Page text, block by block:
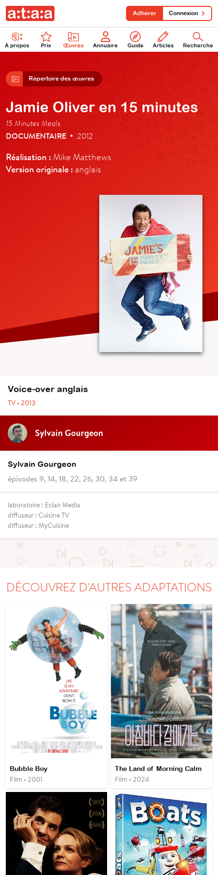
À propos Prix Œuvres Annuaire Guide Articles Recherche
Adhérer Connexion
Répertoire des œuvres
Jamie Oliver en 15 minutes
15 Minutes Meals
DOCUMENTAIRE • 2012
Réalisation : Mike Matthews
Version originale : anglais
Voice-over anglais
TV • 2013
Sylvain Gourgeon
Sylvain Gourgeon
épisodes 9, 14, 18, 22, 26, 30, 34 et 39
laboratoire : Eclair Media
diffuseur : Cuisine TV
diffuseur : MyCuisine
DÉCOUVREZ D'AUTRES ADAPTATIONS
Bubble Boy
Film • 2001
The Land of Morning Calm
Film • 2024